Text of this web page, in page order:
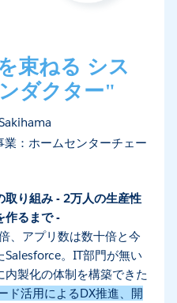
束ねる シス
ダクター"
業：ホームセンターチェー
取り組み - 2万人の生産性
作るまで -
、アプリ数は数十倍と今
。IT部門が無い
製化の体制を構築できた
ド活用によるDX推進、開